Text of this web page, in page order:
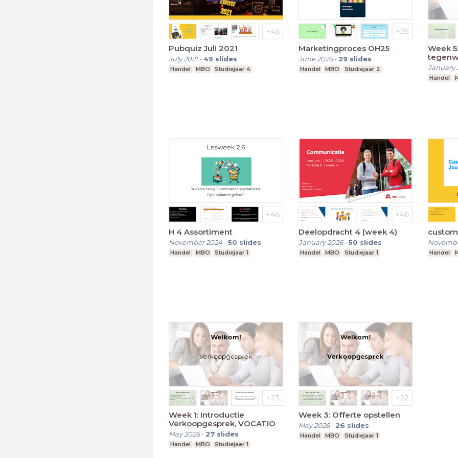
Pubquiz Juli 2021
July 2021- 49 slides
Handel MBO Studiejaar 4
Marketingproces OH25
June 2026- 29 slides
Handel MBO Studiejaar 2
Week
January
Handel
H 4 Assortiment
November 2024-50 slides
Handel MBO Studiejaar 1
Deelopdracht 4 (week 4)
January 2026-50 slides
Handel MBO Studiejaar 1 Handel
Week 1: Introductie
Verkoopgesprek, VOCATIO
May 2026- 27 slides
Handel MBO Studiejaar 1
Week 3: Offerte opstellen
May 2026- 26 slides
Handel MBO Studiejaar 1